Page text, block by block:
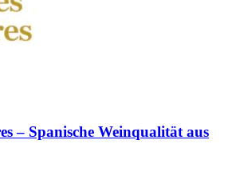
– Spanische Weinqualität aus